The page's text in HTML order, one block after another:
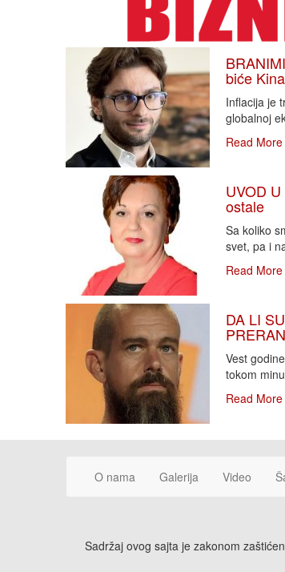
biće
Inflacija je
globalnoj
Read More
UVOD
ostale
Sa koliko
svet, pa i
Read More
DA LI
Vest
tokom
Read More
O nama Galerija Video
Sadržaj ovog sajta je zakonom